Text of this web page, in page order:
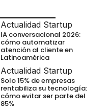
Actualidad Startup
IA conversacional 2026:
cómo automatizar
atención al cliente en
Latinoamérica
Actualidad Startup
Solo 15% de empresas
rentabiliza su tecnología:
cómo evitar ser parte del
85%